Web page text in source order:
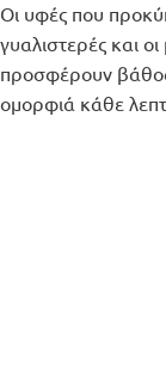
Οι υφές που
γυαλιστερές και
προσφέρουν
ομορφιά κάθε